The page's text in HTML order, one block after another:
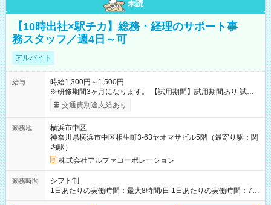
未読
【10時出社×駅チカ】総務・経理のサポート事
務スタッフ／週4日～可
アルバイト
給与
時給1,300円～1,500円
※研修期間3ヶ月になります。 【試用期間】試用期間あり 試用
期間の長さ：3ヶ月 雇用形態、給与は本採用時と同じです。
交通費別途支給あり
勤務地
横浜市中区
神奈川県横浜市中区相生町3-63ヤオマサビル5階（最寄り駅：関
内駅）
株式会社アルファコーポレーション
勤務時間
シフト制
1日あたりの実働時間：最大8時間/日 1日あたりの実働時間：7～
8時間 シフト例 ・10時00分～19時00分 ・10時00分～18時00分